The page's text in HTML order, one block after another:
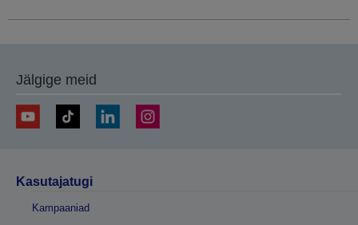
Jälgige meid
Kasutajatugi
Kampaaniad